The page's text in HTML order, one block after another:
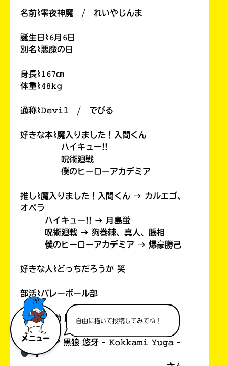
メニュー
自由に描いて投稿してみてね！
名前⌇零夜神魔 / れいやじんま
誕生日⌇𝟼月𝟼日
別名⌇悪魔の日
身長⌇𝟷𝟼𝟽㎝
体重⌇𝟺𝟾𝚔𝚐
通称⌇𝙳𝚎𝚟𝚒𝚕 / でびる
好きな本⌇魔入りました！入間くん
ハイキュー!!
呪術廻戦
僕のヒーローアカデミア
推し⌇魔入りました！入間くん → カルエゴ、
オペラ
ハイキュー!! → 月島蛍
呪術廻戦 → 狗巻棘、真人、脹相
僕のヒーローアカデミア → 爆豪勝己
好きな人⌇どっちだろうか 笑
部活⌇バレーボール部
勉強：運動 比率⌇𝟹：𝟽 ＝ バカ(
# ︎┊︎
⸝꙳ 黒狼 悠牙 - 𝙺𝚘𝚔𝚔𝚊𝚖𝚒 𝚈𝚞𝚐𝚊 -
꒷꒦